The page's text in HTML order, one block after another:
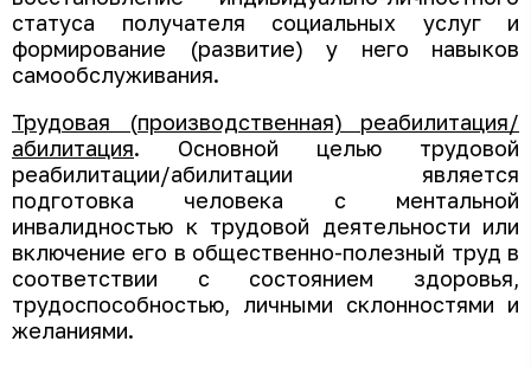
статуса получателя социальных услуг и
формирование (развитие) у него навыков
самообслуживания.
Трудовая (производственная) реабилитация/
абилитация. Основной целью трудовой
реабилитации/абилитации является
подготовка человека с ментальной
инвалидностью к трудовой деятельности или
включение его в общественно-полезный труд в
соответствии с состоянием здоровья,
трудоспособностью, личными склонностями и
желаниями.